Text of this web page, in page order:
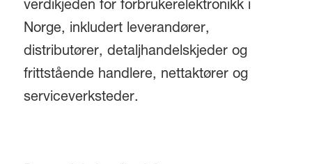
verdikjeden for forbrukerelektronikk i
Norge, inkludert leverandører,
distributører, detaljhandelskjeder og
frittstående handlere, nettaktører og
serviceverksteder.